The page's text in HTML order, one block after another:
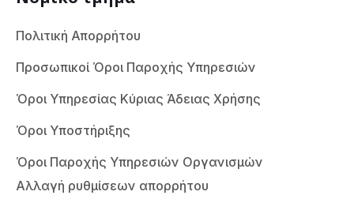
Πολιτική Απορρήτου
Προσωπικοί Όροι Παροχής Υπηρεσιών
Όροι Υπηρεσίας Κύριας Άδειας Χρήσης
Όροι Υποστήριξης
Όροι Παροχής Υπηρεσιών Οργανισμών
Αλλαγή ρυθμίσεων απορρήτου